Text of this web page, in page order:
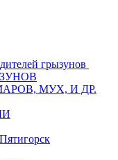
грызунов
МУХ, И ДР.